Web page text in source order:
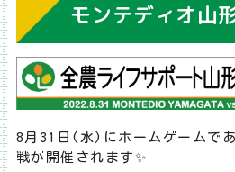
モンテディオ山
8月31日(水)にホームゲームで
戦が開催されます✨